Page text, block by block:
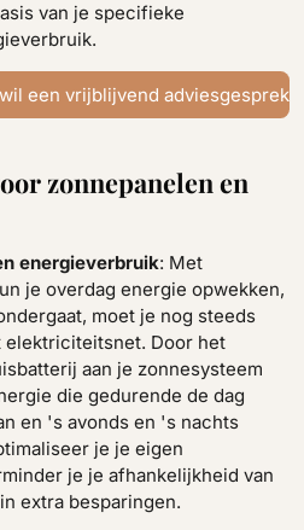
van je specifieke
een vrijblijvend adviesgesprek
zonnepanelen en
energieverbruik: Met
je overdag energie opwekken,
moet je nog steeds
elektriciteitsnet. Door het
aan je zonnesysteem
die gedurende de dag
en 's avonds en 's nachts
je je eigen
je je afhankelijkheid van
extra besparingen.